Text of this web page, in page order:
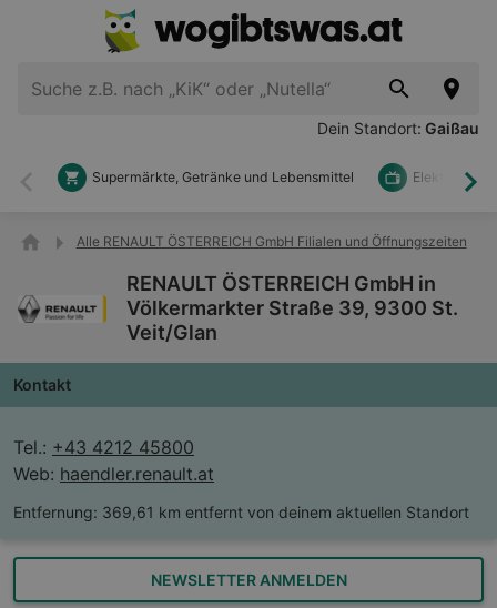
Dein Standort: Gaißau
Zurück
Supermärkte, Getränke und Lebensmittel Elektronik
Alle RENAULT ÖSTERREICH GmbH Filialen und Öffnungszeiten
RENAULT ÖSTERREICH GmbH in
Völkermarkter Straße 39, 9300 St.
Veit/Glan
Kontakt
Tel.: +43 4212 45800
Web: haendler.renault.at
Entfernung: 369,61 km entfernt von deinem aktuellen Standort
NEWSLETTER ANMELDEN